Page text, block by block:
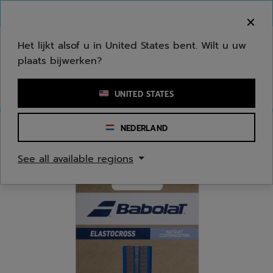
Een zoekwoord of een artikelnummer invoeren
Het lijkt alsof u in United States bent. Wilt u uw
plaats bijwerken?
UNITED STATES
NEDERLAND
See all available regions